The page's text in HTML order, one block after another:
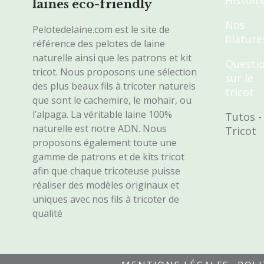
laines éco-friendly
Pelotedelaine.com est le site de
référence des pelotes de laine
naturelle ainsi que les patrons et kit
tricot. Nous proposons une sélection
des plus beaux fils à tricoter naturels
que sont le cachemire, le mohair, ou
l’alpaga. La véritable laine 100%
naturelle est notre ADN. Nous
proposons également toute une
gamme de patrons et de kits tricot
afin que chaque tricoteuse puisse
réaliser des modèles originaux et
uniques avec nos fils à tricoter de
qualité
Nos
sur le
tricot
Tutos -
Tricot